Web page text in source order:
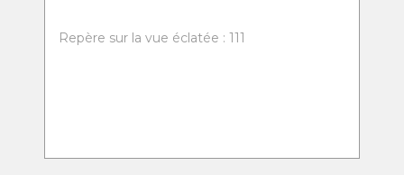
Repère sur la vue éclatée : 111